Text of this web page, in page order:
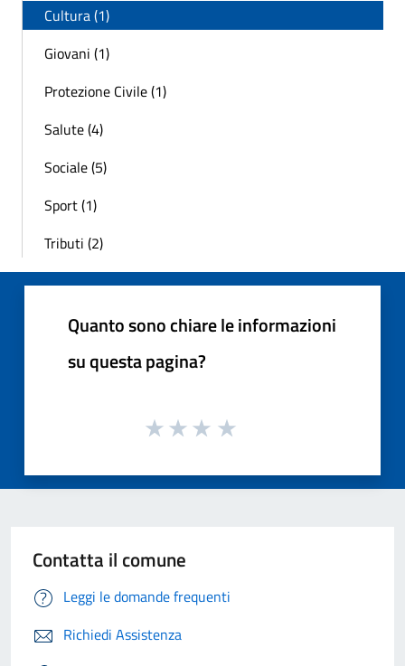
Cultura (1)
Giovani (1)
Protezione Civile (1)
Salute (4)
Sociale (5)
Sport (1)
Tributi (2)
Quanto sono chiare le informazioni
su questa pagina?
Contatta il comune
Leggi le domande frequenti
Richiedi Assistenza